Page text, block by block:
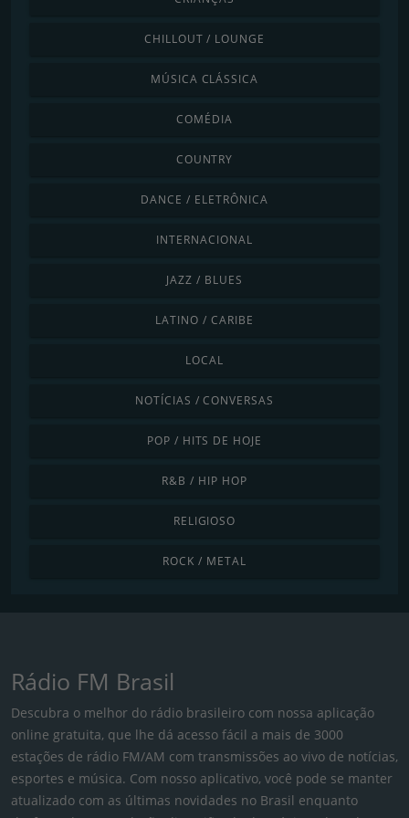
CHILLOUT / LOUNGE
MÚSICA CLÁSSICA
COMÉDIA
COUNTRY
DANCE / ELETRÔNICA
INTERNACIONAL
JAZZ / BLUES
LATINO / CARIBE
LOCAL
NOTÍCIAS / CONVERSAS
POP / HITS DE HOJE
R&B / HIP HOP
RELIGIOSO
ROCK / METAL
Rádio FM Brasil
Descubra o melhor do rádio brasileiro com nossa aplicação
online gratuita, que lhe dá acesso fácil a mais de 3000
estações de rádio FM/AM com transmissões ao vivo de notícias,
esportes e música. Com nosso aplicativo, você pode se manter
atualizado com as últimas novidades no Brasil enquanto